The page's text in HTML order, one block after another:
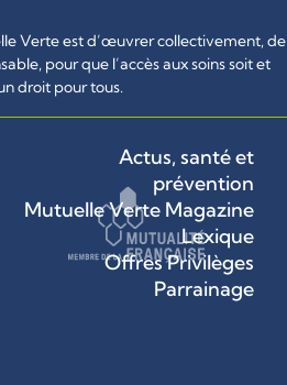
Verte est d’œuvrer collectivement, de
pour que l’accès aux soins soit et
droit pour tous.
Actus, santé et
prévention
Mutuelle Verte Magazine
Lexique
Offres Privilèges
Parrainage